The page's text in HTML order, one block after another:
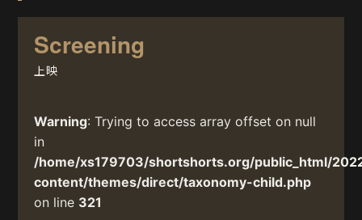
Screening
上映
Warning: Trying to access array offset on null
in
/home/xs179703/shortshorts.org/public_html/
content/themes/direct/taxonomy-child.php
on line 321